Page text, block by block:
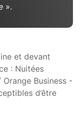
».
et devant
: Nuitées
Business -
d’être